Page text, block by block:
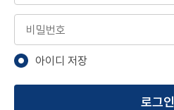
비밀번호
아이디 저장
로그인